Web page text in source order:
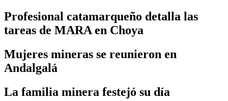
Profesional catamarqueño detalla las
tareas de MARA en Choya
Mujeres mineras se reunieron en
Andalgalá
La familia minera festejó su día